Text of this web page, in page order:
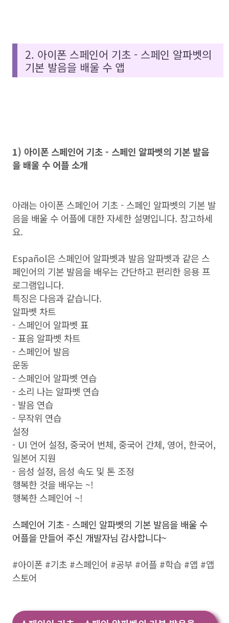
2. 아이폰 스페인어 기초 - 스페인 알파벳의
기본 발음을 배울 수 앱
1) 아이폰 스페인어 기초 - 스페인 알파벳의 기본 발음
을 배울 수 어플 소개
아래는 아이폰 스페인어 기초 - 스페인 알파벳의 기본 발
음을 배울 수 어플에 대한 자세한 설명입니다. 참고하세
요.
Español은 스페인어 알파벳과 발음 알파벳과 같은 스
페인어의 기본 발음을 배우는 간단하고 편리한 응용 프
로그램입니다.
특징은 다음과 같습니다.
알파벳 차트
- 스페인어 알파벳 표
- 표음 알파벳 차트
- 스페인어 발음
운동
- 스페인어 알파벳 연습
- 소리 나는 알파벳 연습
- 발음 연습
- 무작위 연습
설정
- UI 언어 설정, 중국어 번체, 중국어 간체, 영어, 한국어,
일본어 지원
- 음성 설정, 음성 속도 및 톤 조정
행복한 것을 배우는 ~!
행복한 스페인어 ~!
스페인어 기초 - 스페인 알파벳의 기본 발음을 배울 수
어플을 만들어 주신 개발자님 감사합니다~
#아이폰 #기초 #스페인어 #공부 #어플 #학습 #앱 #앱
스토어